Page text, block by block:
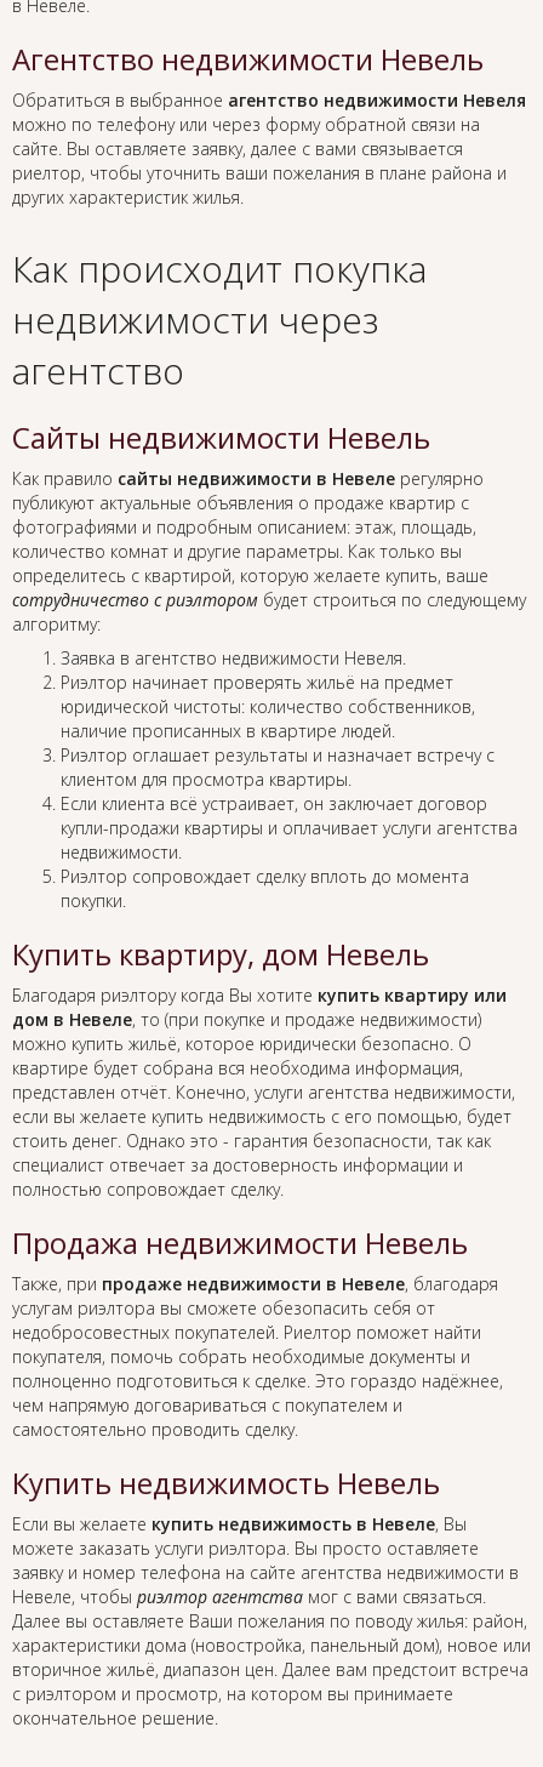
в Невеле.
Агентство недвижимости Невель
Обратиться в выбранное агентство недвижимости Невеля
можно по телефону или через форму обратной связи на
сайте. Вы оставляете заявку, далее с вами связывается
риелтор, чтобы уточнить ваши пожелания в плане района и
других характеристик жилья.
Как происходит покупка
недвижимости через
агентство
Сайты недвижимости Невель
Как правило сайты недвижимости в Невеле регулярно
публикуют актуальные объявления о продаже квартир с
фотографиями и подробным описанием: этаж, площадь,
количество комнат и другие параметры. Как только вы
определитесь с квартирой, которую желаете купить, ваше
сотрудничество с риэлтором будет строиться по следующему
алгоритму:
Заявка в агентство недвижимости Невеля.
Риэлтор начинает проверять жильё на предмет
юридической чистоты: количество собственников,
наличие прописанных в квартире людей.
Риэлтор оглашает результаты и назначает встречу с
клиентом для просмотра квартиры.
Если клиента всё устраивает, он заключает договор
купли-продажи квартиры и оплачивает услуги агентства
недвижимости.
Риэлтор сопровождает сделку вплоть до момента
покупки.
Купить квартиру, дом Невель
Благодаря риэлтору когда Вы хотите купить квартиру или
дом в Невеле, то (при покупке и продаже недвижимости)
можно купить жильё, которое юридически безопасно. О
квартире будет собрана вся необходима информация,
представлен отчёт. Конечно, услуги агентства недвижимости,
если вы желаете купить недвижимость с его помощью, будет
стоить денег. Однако это - гарантия безопасности, так как
специалист отвечает за достоверность информации и
полностью сопровождает сделку.
Продажа недвижимости Невель
Также, при продаже недвижимости в Невеле, благодаря
услугам риэлтора вы сможете обезопасить себя от
недобросовестных покупателей. Риелтор поможет найти
покупателя, помочь собрать необходимые документы и
полноценно подготовиться к сделке. Это гораздо надёжнее,
чем напрямую договариваться с покупателем и
самостоятельно проводить сделку.
Купить недвижимость Невель
Если вы желаете купить недвижимость в Невеле, Вы
можете заказать услуги риэлтора. Вы просто оставляете
заявку и номер телефона на сайте агентства недвижимости в
Невеле, чтобы риэлтор агентства мог с вами связаться.
Далее вы оставляете Ваши пожелания по поводу жилья: район,
характеристики дома (новостройка, панельный дом), новое или
вторичное жильё, диапазон цен. Далее вам предстоит встреча
с риэлтором и просмотр, на котором вы принимаете
окончательное решение.